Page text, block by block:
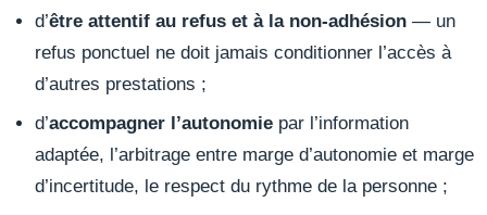
d’être attentif au refus et à la non-adhésion — un
refus ponctuel ne doit jamais conditionner l’accès à
d’autres prestations ;
d’accompagner l’autonomie par l’information
adaptée, l’arbitrage entre marge d’autonomie et marge
d’incertitude, le respect du rythme de la personne ;